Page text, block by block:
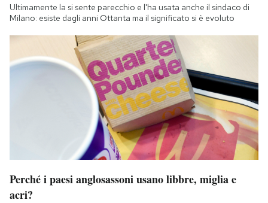
Ultimamente la si sente parecchio e l'ha usata anche il sindaco di
Milano: esiste dagli anni Ottanta ma il significato si è evoluto
Perché i paesi anglosassoni usano libbre, miglia e
acri?